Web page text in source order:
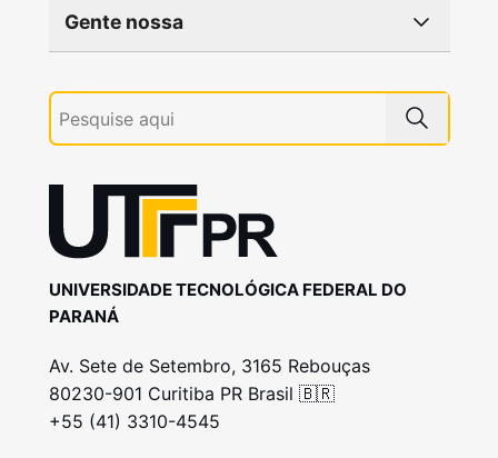
Gente nossa
UNIVERSIDADE TECNOLÓGICA FEDERAL DO
PARANÁ
Av. Sete de Setembro, 3165 Rebouças
80230-901 Curitiba PR Brasil 🇧🇷
+55 (41) 3310-4545